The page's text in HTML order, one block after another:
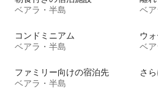
ベアラ・半島
ベ
コンドミニアム
ベアラ・半島
ベ
ファミリー向けの宿泊先
ベアラ・半島
さ